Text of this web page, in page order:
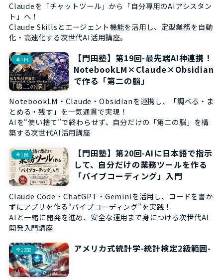
Claudeを「チャットツール」から「自分専用のAIアシスタン
ト」へ！
Claude Skillsとエージェント機能を活用し、定型業務を自動
化・高速化する次世代AI活用講座。
全1回
【門田塾】第19回-最先端AI神連携！
NotebookLM×Claude×Obsidian
で作る「第二の脳」
NotebookLM・Claude・Obsidianを連携し、「調べる・ま
とめる・残す」を一気通貫で実現！
AIを“使い捨て”で終わらせず、自分だけの「第二の脳」を構
築する次世代AI活用講座
全1回
【門田塾】第20回-AIに日本語で指示
して、自分だけの業務ツールを作る
「バイブコーディング」入門
Claude Code・ChatGPT・Geminiを活用し、コードを書か
ずにアプリを作る“バイブコーディング”を実践！
AIと一緒に開発を進め、安全な運用まで身につける次世代AI
開発入門講座
全12回 アメリカ式統計学-統計検定2級範囲-